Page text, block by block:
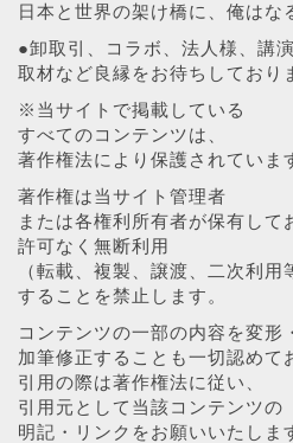
日本と世界の架け橋に、俺はな
●卸取引、コラボ、法人様、講演
取材など良縁をお待ちしており
※当サイトで掲載している
すべてのコンテンツは、
著作権法により保護されていま
著作権は当サイト管理者
または各権利所有者が保有して
許可なく無断利用
（転載、複製、譲渡、二次利用
することを禁止します。
コンテンツの一部の内容を変形
加筆修正することも一切認めて
引用の際は著作権法に従い、
引用元として当該コンテンツの
明記・リンクをお願いいたしま